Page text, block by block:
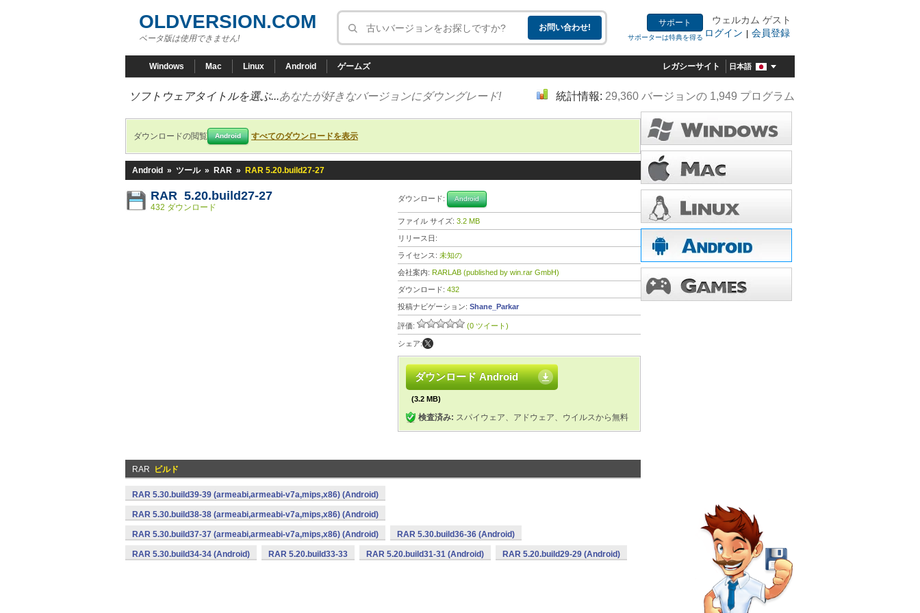
OLDVERSION.COM
ベータ版は使用できません!
サポート
サポーターは特典を得る
ウェルカム ゲスト
ログイン | 会員登録
Windows Mac Linux Android ゲームズ レガシーサイト 日本語
ソフトウェアタイトルを選ぶ...あなたが好きなバージョンにダウングレード! 統計情報: 29,360 バージョンの 1,949 プログラム
ダウンロードの閲覧 Android すべてのダウンロードを表示
Android » ツール » RAR » RAR 5.20.build27-27
RAR 5.20.build27-27
432 ダウンロード
ダウンロード: Android
ファイル サイズ: 3.2 MB
リリース日:
ライセンス: 未知の
会社案内: RARLAB (published by win.rar GmbH)
ダウンロード: 432
投稿ナビゲーション: Shane_Parkar
評価: (0 ツイート)
シェア:
ダウンロード Android
(3.2 MB)
検査済み: スパイウェア、アドウェア、ウイルスから無料
RAR ビルド
RAR 5.30.build39-39 (armeabi,armeabi-v7a,mips,x86) (Android)
RAR 5.30.build38-38 (armeabi,armeabi-v7a,mips,x86) (Android)
RAR 5.30.build37-37 (armeabi,armeabi-v7a,mips,x86) (Android) RAR 5.30.build36-36 (Android)
RAR 5.30.build34-34 (Android) RAR 5.20.build33-33 RAR 5.20.build31-31 (Android) RAR 5.20.build29-29 (Android)